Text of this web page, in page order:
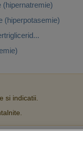
(hipernatremie)
(hiperpotasemie)
si indicatii.